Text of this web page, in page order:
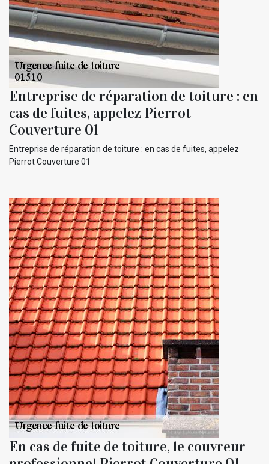
Entreprise de réparation de toiture : en
cas de fuites, appelez Pierrot
Couverture 01
Entreprise de réparation de toiture : en cas de fuites, appelez
Pierrot Couverture 01
En cas de fuite de toiture, le couvreur